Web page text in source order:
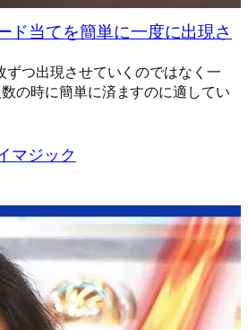
ド当てを簡単に一度に出現さ
ずつ出現させていくのではなく一
の時に簡単に済ますのに適してい
マジック